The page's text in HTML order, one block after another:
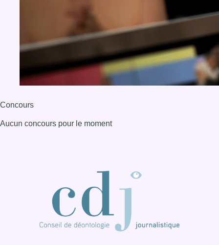
Concours
Aucun concours pour le moment